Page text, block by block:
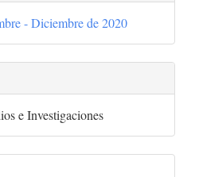
- Diciembre de 2020
e Investigaciones